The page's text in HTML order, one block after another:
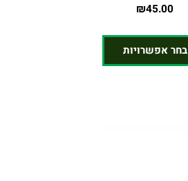
₪45.00
בחר אפשרויות